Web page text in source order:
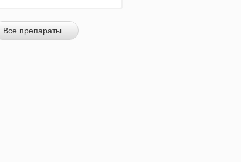
Все препараты